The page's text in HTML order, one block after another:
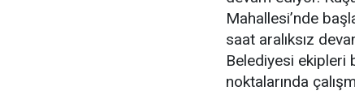
Mahallesi’nde
saat aralıksız
Belediyesi ekipleri
noktalarında